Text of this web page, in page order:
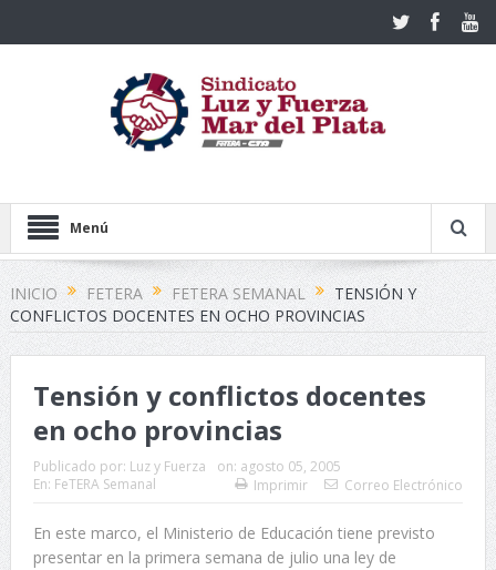
Menú
INICIO FETERA FETERA SEMANAL
TENSIÓN Y
CONFLICTOS DOCENTES EN OCHO PROVINCIAS
Tensión y conflictos docentes
en ocho provincias
Publicado por: Luz y Fuerza on: agosto 05, 2005
En: FeTERA Semanal Imprimir Correo Electrónico
En este marco, el Ministerio de Educación tiene previsto
presentar en la primera semana de julio una ley de